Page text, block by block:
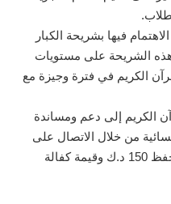
فيها بشريحة الكبار
الشريحة على مستويات
الكريم في فترة وجيزة مع
الكريم إلى دعم ومساندة
من خلال الاتصال على
97286888 مبينا أن قيمة كفالة المحفظ 150 د.ك وقيمة كفالة